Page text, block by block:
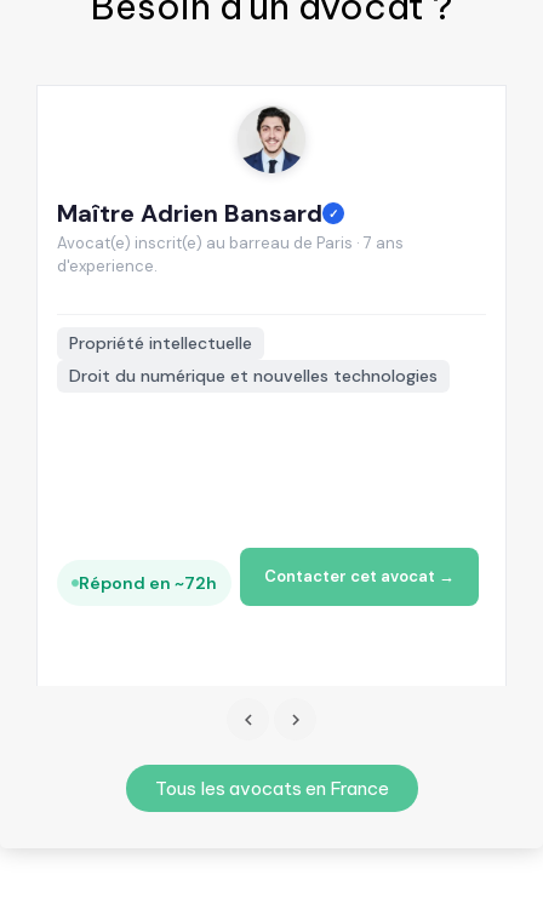
Maître Adrien Bansard ✓
Avocat(e) inscrit(e) au barreau de Paris · 7 ans
d'experience.
Propriété intellectuelle
Droit du numérique et nouvelles technologies
Répond en ~72h Contacter cet avocat →
Tous les avocats en France